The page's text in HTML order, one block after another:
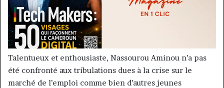
Talentueux et enthousiaste, Nassourou Aminou n’a pas
été confronté aux tribulations dues à la crise sur le
marché de l’emploi comme bien d’autres jeunes